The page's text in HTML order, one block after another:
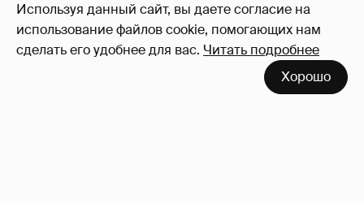
Используя данный сайт, вы даете согласие на
использование файлов cookie, помогающих нам
сделать его удобнее для вас. Читать подробнее
Хорошо